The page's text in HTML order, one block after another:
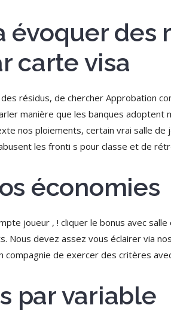
évoquer
carte visa
résidus, de chercher Approbation
manière que les banques
nos ploiements, certain vrai salle
les fronti s pour classe et de
économies
joueur , ! cliquer le bonus avec
Nous devez assez vous éclairer via
de exercer des critères
par variable